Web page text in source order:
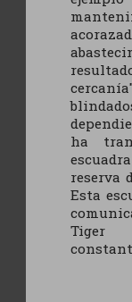
ha
reserva
Esta
Tiger